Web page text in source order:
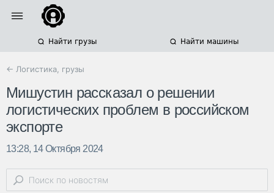
Найти грузы Найти машины
← Логистика, грузы
Мишустин рассказал о решении
логистических проблем в российском
экспорте
13:28, 14 Октября 2024